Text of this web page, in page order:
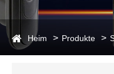
Heim Produkte